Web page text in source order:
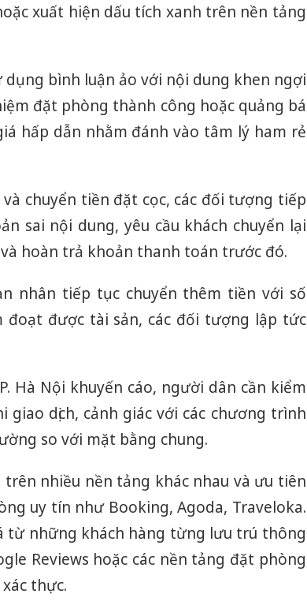
xuất hiện dấu tích xanh trên nền tảng
dụng bình luận ảo với nội dung khen ngợi
đặt phòng thành công hoặc quảng bá
hấp dẫn nhằm đánh vào tâm lý ham rẻ
chuyển tiền đặt cọc, các đối tượng tiếp
sai nội dung, yêu cầu khách chuyển lại
hoàn trả khoản thanh toán trước đó.
nhân tiếp tục chuyển thêm tiền với số
đoạt được tài sản, các đối tượng lập tức
Hà Nội khuyến cáo, người dân cần kiểm
dịch, cảnh giác với các chương trình
so với mặt bằng chung.
nhiều nền tảng khác nhau và ưu tiên
uy tín như Booking, Agoda, Traveloka.
từ những khách hàng từng lưu trú thông
Reviews hoặc các nền tảng đặt phòng
thực.